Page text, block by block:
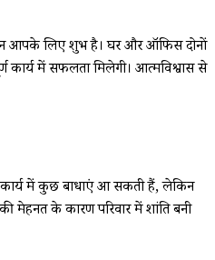
आपके लिए शुभ है। घर और ऑफिस दोनों
में सफलता मिलेगी। आत्मविश्वास से
में कुछ बाधाएं आ सकती हैं, लेकिन
के कारण परिवार में शांति बनी